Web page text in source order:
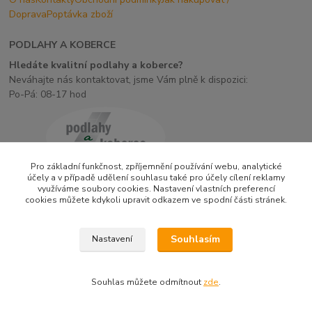
DopravaPoptávka zboží
PODLAHY A KOBERCE
Hledáte kvalitní podlahy a koberce?
Neváhajte nás kontaktovat, jsme Vám plně k dispozici:
Po-Pá: 08-17 hod
Upravit sběr cookies.
Vytvořeno na Eshop-rychle.cz
Pro základní funkčnost, zpříjemnění používání webu, analytické
účely a v případě udělení souhlasu také pro účely cílení reklamy
využíváme soubory cookies. Nastavení vlastních preferencí
cookies můžete kdykoli upravit odkazem ve spodní části stránek.
Nastavení Souhlasím
Souhlas můžete odmítnout zde.